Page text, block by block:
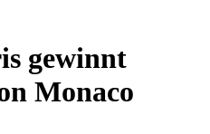
gewinnt
Monaco